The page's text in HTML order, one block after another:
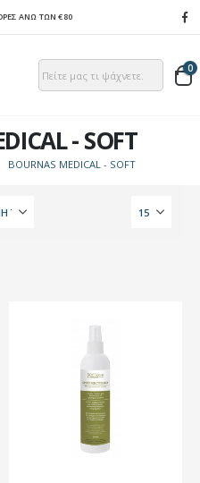
ΑΝΩ ΤΩΝ €80
0
- SOFT
BOURNAS MEDICAL - SOFT